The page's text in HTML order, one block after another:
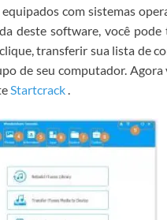
com sistemas
deste software, você
transferir sua lista de
de seu computador. Agora
Startcrack.